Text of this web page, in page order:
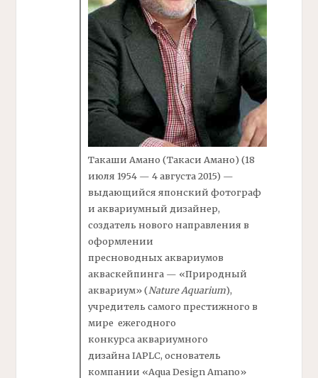
Такаши Амано(Такаси Амано) (18
июля 1954 — 4 августа 2015) —
выдающийся японский фотограф
и аквариумный дизайнер,
создатель нового направления в
оформлении
пресноводных аквариумов
акваскейпинга — «Природный
аквариум» (Nature Aquarium),
учредитель самого престижного в
мире ежегодного
конкурса аквариумного
дизайна IAPLC, основатель
компании «Aqua Design Amano»